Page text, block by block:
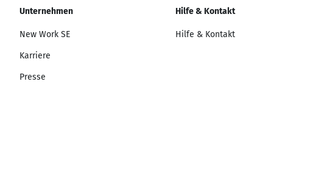
Unternehmen
New Work SE
Karriere
Presse
Hilfe & Kontakt
Hilfe & Kontakt